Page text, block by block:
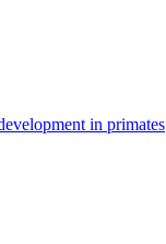
in primates